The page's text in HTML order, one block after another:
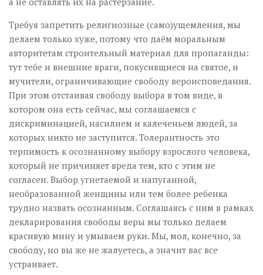
Требуя запретить религиозные (само)ущемления, мы
делаем только хуже, потому что даём моральным
авторитетам строительный материал для пропаганды:
тут тебе и внешние враги, покусивщиеся на святое, и
мучители, ограничивающие свободу вероисповедания.
При этом отстаивая свободу выбора в том виде, в
котором она есть сейчас, мы соглашаемся с
дискриминацией, насилием и калеченьем людей, за
которых никто не заступится. Толерантность это
терпимость к осознанному выбору взрослого человека,
который не причиняет вреда тем, кто с этим не
согласен. Выбор угнетаемой и напуганной,
необразованной женщины или тем более ребенка
трудно назвать осознанным. Соглашаясь с ним в рамках
декларирования свободы веры мы только делаем
красивую мину и умываем руки. Мы, мол, конечно, за
свободу, но вы же не жалуетесь, а значит вас все
устраивает.